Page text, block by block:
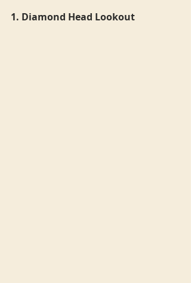
1. Diamond Head Lookout